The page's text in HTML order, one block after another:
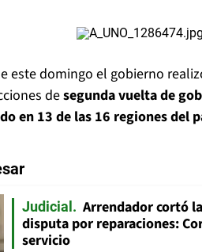
este domingo el gobierno
desegunda vuelta de
en 13 de las 16 regiones del
Judicial
Arrendador cortó
disputa por reparaciones:
servicio